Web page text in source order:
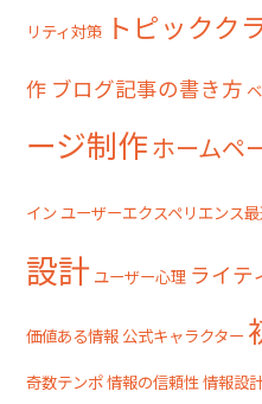
リティ対策 トピックク
作 ブログ記事の書き方
ージ制作ホームペ
イン ユーザーエクスペリエンス
設計 ユーザー心理 ライテ
価値ある情報 公式キャラクター
奇数テンポ情報の信頼性 情報設